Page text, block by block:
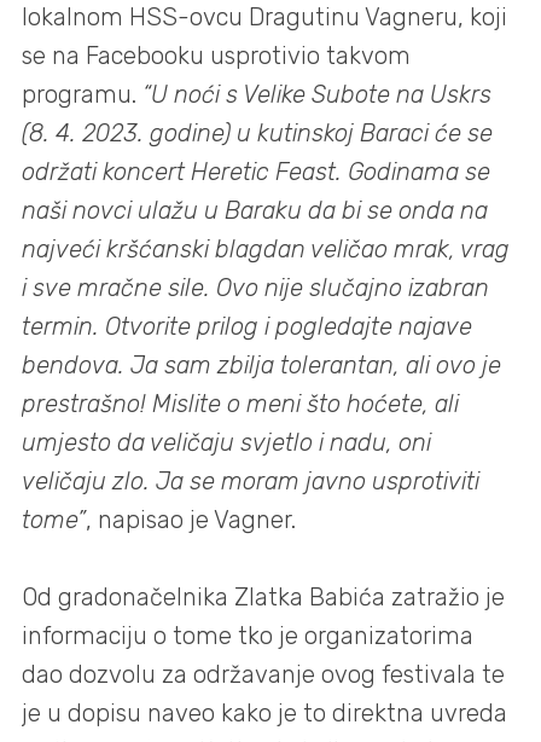
lokalnom HSS-ovcu Dragutinu Vagneru, koji
se na Facebooku usprotivio takvom
programu. “U noći s Velike Subote na Uskrs
(8. 4. 2023. godine) u kutinskoj Baraci će se
održati koncert Heretic Feast. Godinama se
naši novci ulažu u Baraku da bi se onda na
najveći kršćanski blagdan veličao mrak, vrag
i sve mračne sile. Ovo nije slučajno izabran
termin. Otvorite prilog i pogledajte najave
bendova. Ja sam zbilja tolerantan, ali ovo je
prestrašno! Mislite o meni što hoćete, ali
umjesto da veličaju svjetlo i nadu, oni
veličaju zlo. Ja se moram javno usprotiviti
tome”, napisao je Vagner.
Od gradonačelnika Zlatka Babića zatražio je
informaciju o tome tko je organizatorima
dao dozvolu za održavanje ovog festivala te
je u dopisu naveo kako je to direktna uvreda